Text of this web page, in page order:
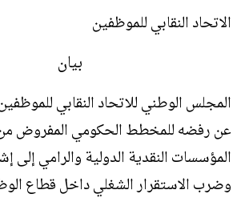
الاتحاد النقابي للموظفين
بيان
المجلس الوطني للاتحاد النقابي
عن رفضه للمخطط الحكومي المفروض
المؤسسات النقدية الدولية والرامي إلى
وضرب الاستقرار الشغلي داخل قطاع